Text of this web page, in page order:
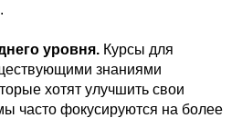
уровня. Курсы для
знаниями
хотят улучшить свои
часто фокусируются на более